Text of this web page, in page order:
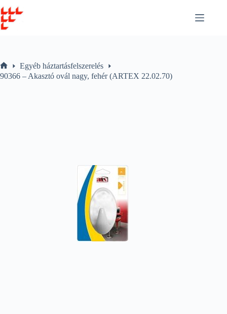
to
content
Home
Egyéb háztartásfelszerelés
90366 – Akasztó ovál nagy, fehér (ARTEX 22.02.70)